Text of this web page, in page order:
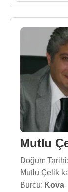
Mutlu
Doğum Tarihi:
Mutlu Çelik
Burcu: Kova